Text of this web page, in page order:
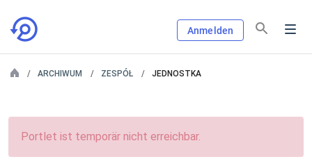
Anmelden
ARCHIWUM ZESPÓŁ JEDNOSTKA
Portlet ist temporär nicht erreichbar.